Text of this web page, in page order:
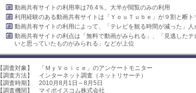
動画共有サイトの利用率は76.4％。大半が閲覧のみの利用
利用経験のある動画共有サイトは「ＹｏｕＴｕｂｅ」が９割と断ト
動画共有サイトの利用によって、「テレビを観る時間が減った」人
動画共有サイトの利点は「無料で動画がみられる」、「見逃した
いと思っていたものがみられる」などが上位
【調査対象】 「ＭｙＶｏｉｃｅ」のアンケートモニター
【調査方法】 インターネット調査（ネットリサーチ）
【調査時期】 2010月8月1日～8月5日
【調査機関】 マイボイスコム株式会社